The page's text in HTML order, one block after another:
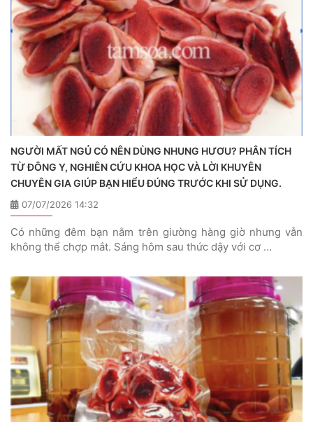
NGƯỜI MẤT NGỦ CÓ NÊN DÙNG NHUNG HƯƠU? PHÂN TÍCH
TỪ ĐÔNG Y, NGHIÊN CỨU KHOA HỌC VÀ LỜI KHUYÊN
CHUYÊN GIA GIÚP BẠN HIỂU ĐÚNG TRƯỚC KHI SỬ DỤNG.
07/07/2026 14:32
Có những đêm bạn nằm trên giường hàng giờ nhưng vẫn
không thể chợp mắt. Sáng hôm sau thức dậy với cơ …